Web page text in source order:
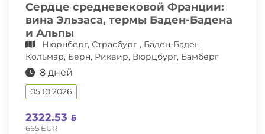
Сердце средневековой Франции:
вина Эльзаса, термы Баден-Бадена
и Альпы
Нюрнберг, Страсбург , Баден-Баден,
Кольмар, Берн, Риквир, Вюрцбург, Бамберг
8 дней
05.10.2026
2322.53
665 EUR